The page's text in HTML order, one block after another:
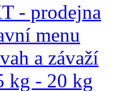
- prodejna
menu
a závaží
kg - 20 kg